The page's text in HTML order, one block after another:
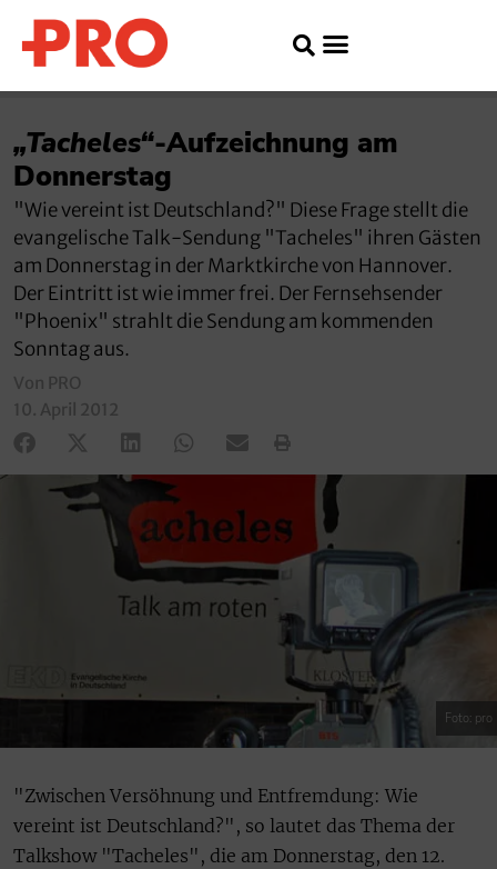
„Tacheles“-Aufzeichnung am
Donnerstag
"Wie vereint ist Deutschland?" Diese Frage stellt die
evangelische Talk-Sendung "Tacheles" ihren Gästen
am Donnerstag in der Marktkirche von Hannover.
Der Eintritt ist wie immer frei. Der Fernsehsender
"Phoenix" strahlt die Sendung am kommenden
Sonntag aus.
Von PRO
10. April 2012
Foto: pro
"Zwischen Versöhnung und Entfremdung: Wie
vereint ist Deutschland?", so lautet das Thema der
Talkshow "Tacheles", die am Donnerstag, den 12.